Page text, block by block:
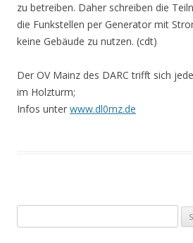
zu betreiben. Daher schreiben die
die Funkstellen per Generator mit
keine Gebäude zu nutzen. (cdt)
Der OV Mainz des DARC trifft sich
im Holzturm;
Infos unter www.dl0mz.de
nach: